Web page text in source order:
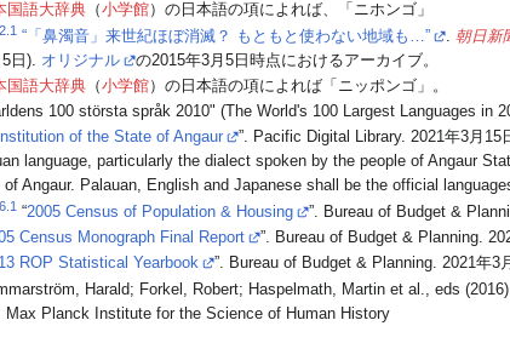
国語大辞典 （小学館）の日本語の項によれば、「ニホンゴ」
2.1 “「鼻濁音」来世紀ほぼ消滅？ もともと使わない地域も…” . 朝日新
日). オリジナル
の2015年3月5日時点におけるアーカイブ。
国語大辞典 （小学館）の日本語の項によれば「ニッポンゴ」。
100 största språk 2010" (The World's 100 Largest Languages in
of the State of Angaur ”. Pacific Digital Library. 2021年3月15
language, particularly the dialect spoken by the people of Angaur
of Angaur. Palauan, English and Japanese shall be the official
6.1 “2005 Census of Population & Housing ”. Bureau of Budget &
Census Monograph Final Report ”. Bureau of Budget & Planning.
ROP Statistical Yearbook ”. Bureau of Budget & Planning. 2021年3
Harald; Forkel, Robert; Haspelmath, Martin et al., eds
Max Planck Institute for the Science of Human History